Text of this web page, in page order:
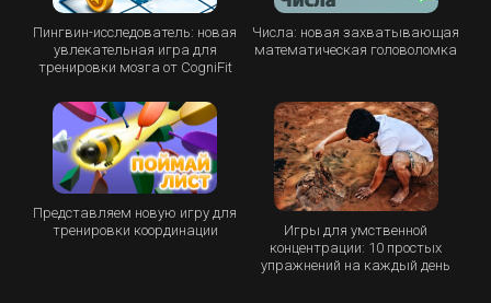
Пингвин-исследователь: новая
увлекательная игра для
тренировки мозга от CogniFit
Числа: новая захватывающая
математическая головоломка
Представляем новую игру для
тренировки координации
Игры для умственной
концентрации: 10 простых
упражнений на каждый день